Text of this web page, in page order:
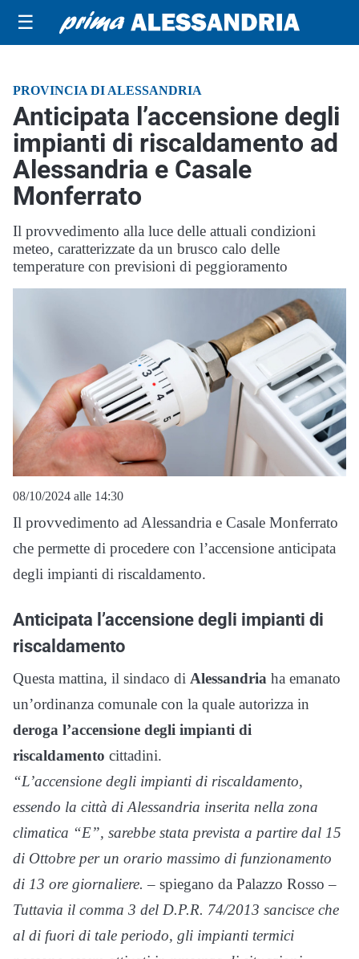
☰
PROVINCIA DI ALESSANDRIA
Anticipata l’accensione degli
impianti di riscaldamento ad
Alessandria e Casale
Monferrato
Il provvedimento alla luce delle attuali condizioni
meteo, caratterizzate da un brusco calo delle
temperature con previsioni di peggioramento
08/10/2024 alle 14:30
Il provvedimento ad Alessandria e Casale Monferrato
che permette di procedere con l’accensione anticipata
degli impianti di riscaldamento.
Anticipata l’accensione degli impianti di
riscaldamento
Questa mattina, il sindaco di Alessandria ha emanato
un’ordinanza comunale con la quale autorizza in
deroga l’accensione degli impianti di
riscaldamento cittadini.
“L’accensione degli impianti di riscaldamento,
essendo la città di Alessandria inserita nella zona
climatica “E”, sarebbe stata prevista a partire dal 15
di Ottobre per un orario massimo di funzionamento
di 13 ore giornaliere. – spiegano da Palazzo Rosso –
Tuttavia il comma 3 del D.P.R. 74/2013 sancisce che
al di fuori di tale periodo, gli impianti termici